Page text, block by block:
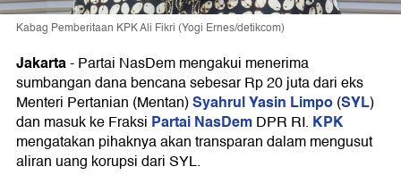
Kabag Pemberitaan KPK Ali Fikri (Yogi Ernes/detikcom)
Jakarta-Partai NasDem mengakui menerima
sumbangan dana bencana sebesar Rp 20 juta dari eks
Menteri Pertanian (Mentan)Syahrul Yasin Limpo(SYL)
dan masuk ke Fraksi Partai NasDemDPR RI. KPK
mengatakan pihaknya akan transparan dalam mengusut
aliran uang korupsi dari SYL.